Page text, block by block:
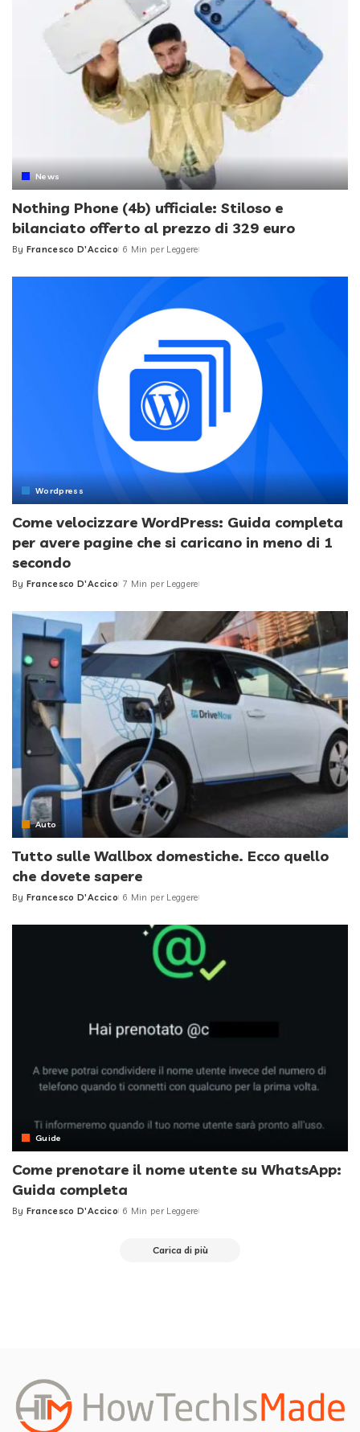
News
Nothing Phone (4b) ufficiale: Stiloso e
bilanciato offerto al prezzo di 329 euro
Posted
By Francesco D'Accico 6 Min per Leggere
Wordpress
Come velocizzare WordPress: Guida completa
per avere pagine che si caricano in meno di 1
secondo
Posted
By Francesco D'Accico 7 Min per Leggere
Auto
Tutto sulle Wallbox domestiche. Ecco quello
che dovete sapere
Posted
By Francesco D'Accico 6 Min per Leggere
Guide
Come prenotare il nome utente su WhatsApp:
Guida completa
Posted
By Francesco D'Accico 6 Min per Leggere
Carica di più